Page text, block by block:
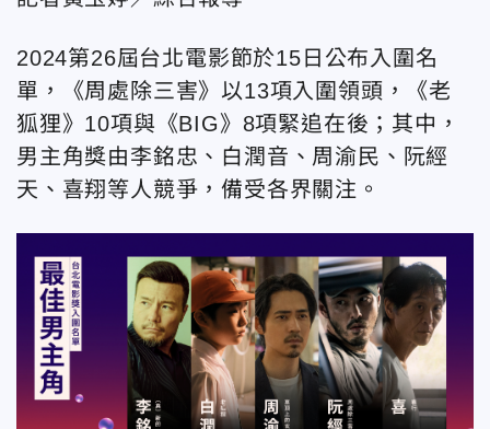
2024第26屆台北電影節於15日公布入圍名
單，《周處除三害》以13項入圍領頭，《老
狐狸》10項與《BIG》8項緊追在後；其中，
男主角獎由李銘忠、白潤音、周渝民、阮經
天、喜翔等人競爭，備受各界關注。